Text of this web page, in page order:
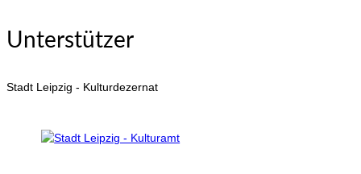
Unterstützer
Stadt Leipzig - Kulturdezernat